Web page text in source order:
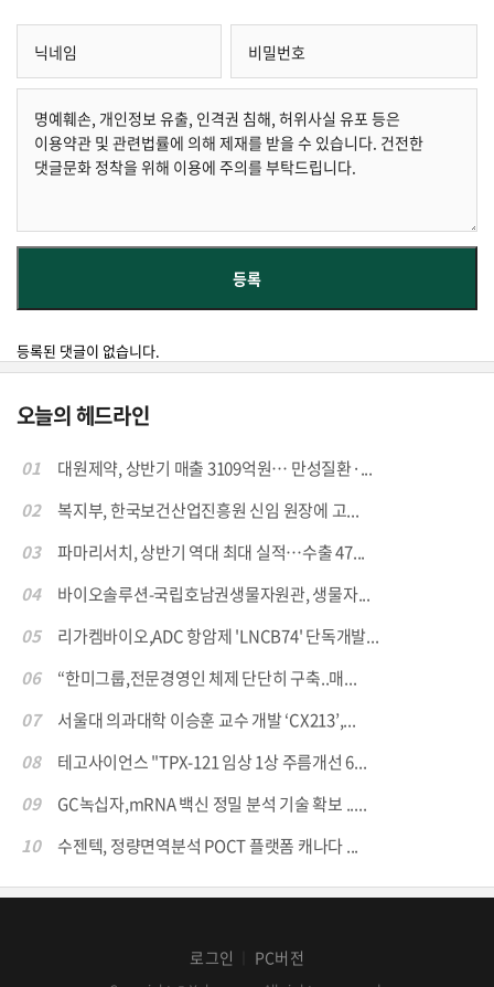
등록된 댓글이 없습니다.
오늘의 헤드라인
01
대원제약, 상반기 매출 3109억원… 만성질환·...
02
복지부, 한국보건산업진흥원 신임 원장에 고...
03
파마리서치, 상반기 역대 최대 실적…수출 47...
04
바이오솔루션-국립호남권생물자원관, 생물자...
05
리가켐바이오,ADC 항암제 'LNCB74' 단독개발...
06
“한미그룹,전문경영인 체제 단단히 구축..매...
07
서울대 의과대학 이승훈 교수 개발 ‘CX213’,...
08
테고사이언스 "TPX-121 임상 1상 주름개선 6...
09
GC녹십자,mRNA 백신 정밀 분석 기술 확보 .....
10
수젠텍, 정량면역분석 POCT 플랫폼 캐나다 ...
로그인 PC버전